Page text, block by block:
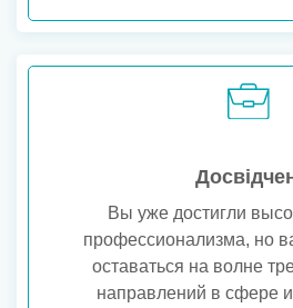
Вы уже достигли
профессионализма, но
оставаться на волне
направлений в сфере